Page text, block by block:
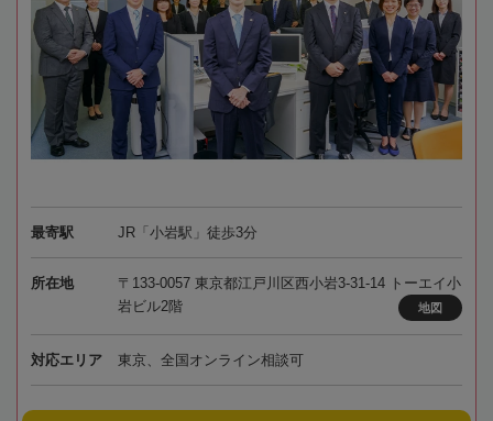
最寄駅 JR「小岩駅」徒歩3分
所在地
〒133-0057 東京都江戸川区西小岩3-31-14 トーエイ小
岩ビル2階
地図
対応エリア 東京、全国オンライン相談可